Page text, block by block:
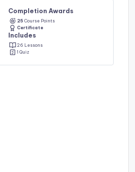
Completion Awards
25 Course Points
Certificate
Includes
26 Lessons
1 Quiz